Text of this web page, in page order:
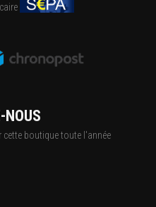
NOUS
boutique toute l'année